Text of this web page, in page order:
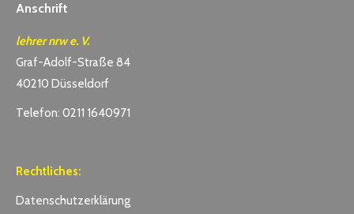
Anschrift
lehrer nrw e. V.
Graf-Adolf-Straße 84
40210 Düsseldorf
Telefon: 0211 1640971
Rechtliches:
Datenschutzerklärung